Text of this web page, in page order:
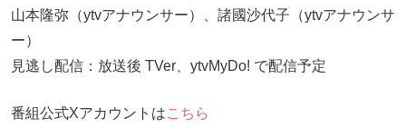
山本隆弥（ytvアナウンサー）、諸國沙代子（ytvアナウンサ
ー）
見逃し配信：放送後 TVer、ytvMyDo! で配信予定
番組公式Xアカウントはこちら